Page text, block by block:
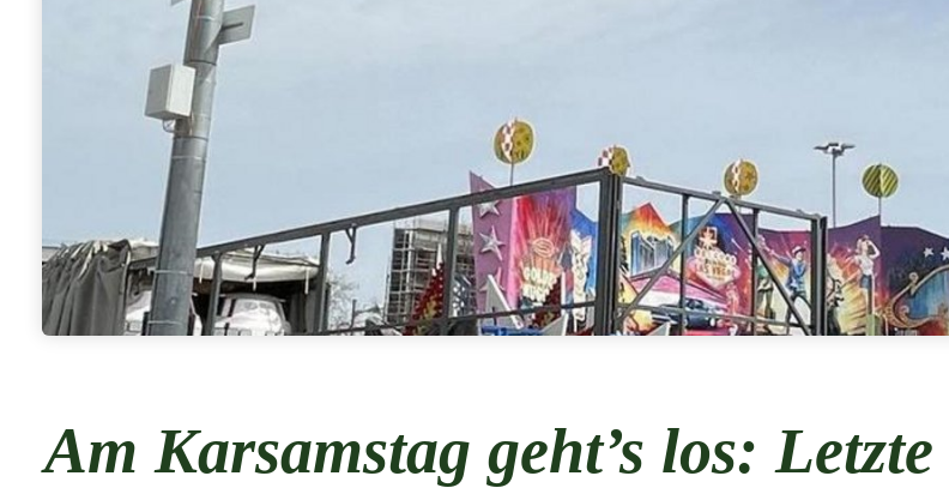
Am Karsamstag geht’s los: Letzte